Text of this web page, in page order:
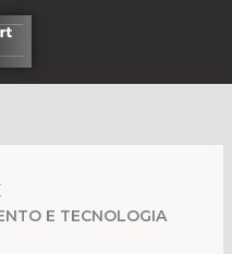
E TECNOLOGIA